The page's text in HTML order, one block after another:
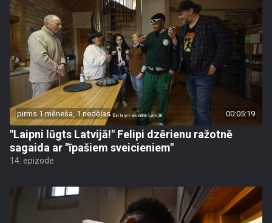
pirms 1 mēneša, 1 nedēļas 00:05:19
"Laipni lūgts Latvijā!" Felipi dzērienu ražotnē
sagaida ar "īpašiem sveicieniem"
14. epizode